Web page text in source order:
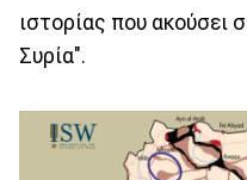
ιστορίας που ακούσει
Συρία".